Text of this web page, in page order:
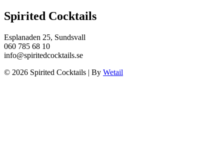
Spirited Cocktails
Esplanaden 25, Sundsvall
060 785 68 10
info@spiritedcocktails.se
© 2026 Spirited Cocktails | By Wetail